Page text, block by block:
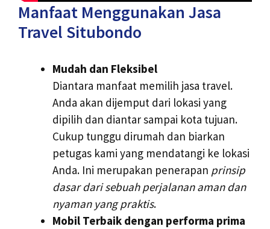
Manfaat Menggunakan Jasa
Travel Situbondo
Mudah dan Fleksibel
Diantara manfaat memilih jasa travel.
Anda akan dijemput dari lokasi yang
dipilih dan diantar sampai kota tujuan.
Cukup tunggu dirumah dan biarkan
petugas kami yang mendatangi ke lokasi
Anda. Ini merupakan penerapan prinsip
dasar dari sebuah perjalanan aman dan
nyaman yang praktis.
Mobil Terbaik dengan performa prima